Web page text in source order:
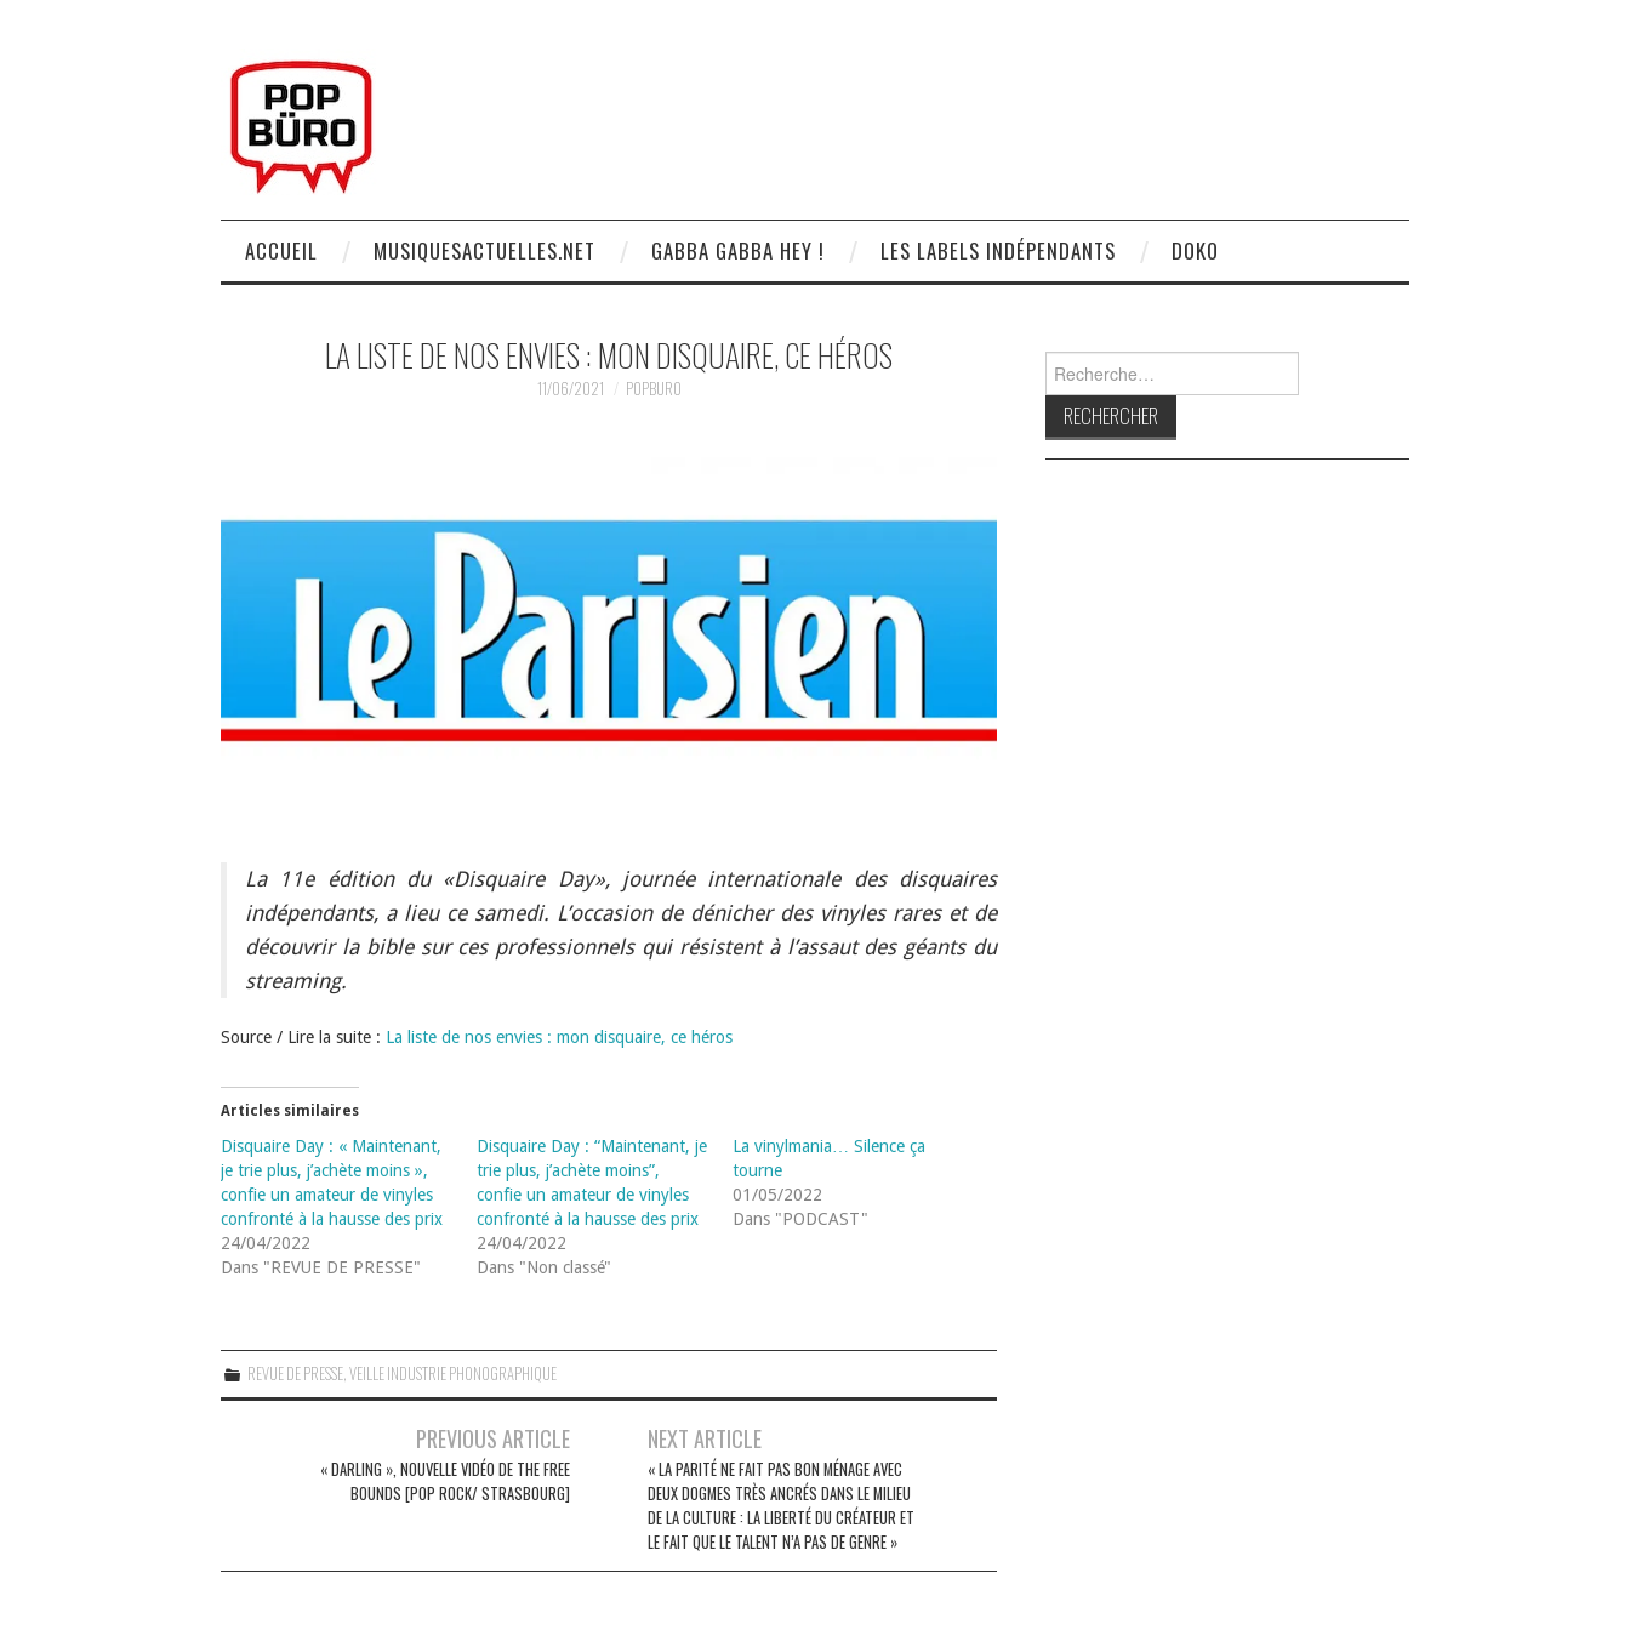
ACCUEIL MUSIQUESACTUELLES.NET GABBA GABBA HEY ! LES LABELS INDÉPENDANTS DOKO
LA LISTE DE NOS ENVIES : MON DISQUAIRE, CE HÉROS
11/06/2021 POPBURO
La 11e édition du «Disquaire Day», journée internationale des disquaires
indépendants, a lieu ce samedi. L’occasion de dénicher des vinyles rares et de
découvrir la bible sur ces professionnels qui résistent à l’assaut des géants du
streaming.
Source / Lire la suite : La liste de nos envies : mon disquaire, ce héros
Articles similaires
Disquaire Day : « Maintenant,
je trie plus, j’achète moins »,
confie un amateur de vinyles
confronté à la hausse des prix
24/04/2022
Dans "REVUE DE PRESSE"
Disquaire Day : “Maintenant, je
trie plus, j’achète moins”,
confie un amateur de vinyles
confronté à la hausse des prix
24/04/2022
Dans "Non classé"
La vinylmania… Silence ça
tourne
01/05/2022
Dans "PODCAST"
REVUE DE PRESSE,VEILLE INDUSTRIE PHONOGRAPHIQUE
PREVIOUS ARTICLE
« DARLING », NOUVELLE VIDÉO DE THE FREE
BOUNDS [POP ROCK/ STRASBOURG]
NEXT ARTICLE
« LA PARITÉ NE FAIT PAS BON MÉNAGE AVEC
DEUX DOGMES TRÈS ANCRÉS DANS LE MILIEU
DE LA CULTURE : LA LIBERTÉ DU CRÉATEUR ET
LE FAIT QUE LE TALENT N’A PAS DE GENRE »